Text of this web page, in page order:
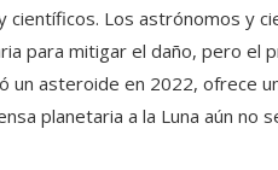
Los astrónomos y
para mitigar el daño, pero el
un asteroide en 2022, ofrece
planetaria a la Luna aún no